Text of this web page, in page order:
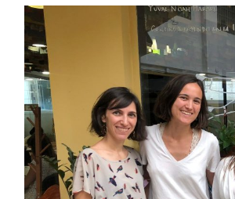
Cierre
Segunda
Edición
«Senda»